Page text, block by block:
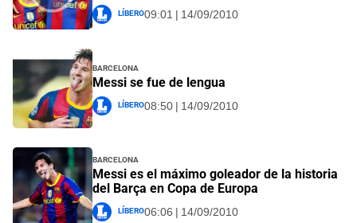
Líbero09:01 | 14/09/2010
Barcelona
Messi se fue de lengua
Líbero08:50 | 14/09/2010
Barcelona
Messi es el máximo goleador de la historia
del Barça en Copa de Europa
Líbero06:06 | 14/09/2010